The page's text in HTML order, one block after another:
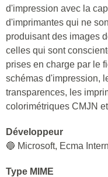
d'impression avec la
d'imprimantes qui ne
produisant des images
celles qui sont
prises en charge par le
schémas d'impression,
transparences, les
colorimétriques CMJN
Développeur
🔵 Microsoft, Ecma
Type MIME